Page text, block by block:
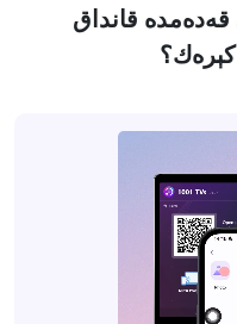
3 ئاددىي قەدەمدە قانداق